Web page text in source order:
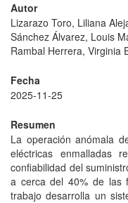
Autor
Lizarazo Toro, Liliana
Sánchez Álvarez, Louis
Rambal Herrera, Virginia
Fecha
2025-11-25
Resumen
La operación anómala
eléctricas enmalladas
confiabilidad del
a cerca del 40% de las
trabajo desarrolla un